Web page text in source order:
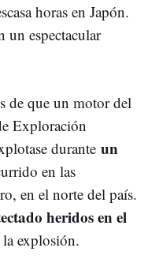
horas en Japón.
un espectacular
de que un motor del
Exploración
durante un
en las
en el norte del país.
heridos en el
explosión.